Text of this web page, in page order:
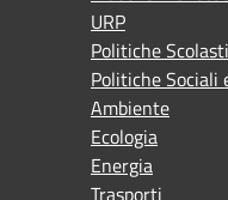
URP
Politiche
Politiche Sociali
Ambiente
Ecologia
Energia
Trasporti